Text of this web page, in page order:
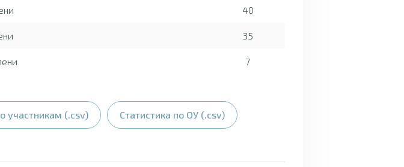
40
35
7
участникам (.csv) Статистика по ОУ (.csv)